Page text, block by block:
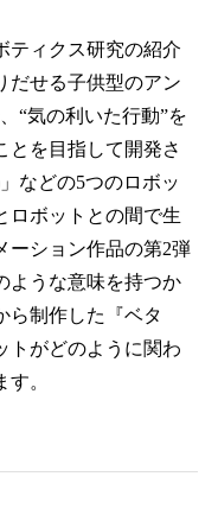
ティクス研究の紹介
だせる子供型のアン
“気の利いた行動”を
とを目指して開発さ
などの5つのロボッ
ロボットとの間で生
ーション作品の第2弾
ような意味を持つか
ら制作した『ベタ
トがどのように関わ
。